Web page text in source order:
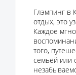
Глэмпинг в
отдых, это
Каждое
того,
семьёй или